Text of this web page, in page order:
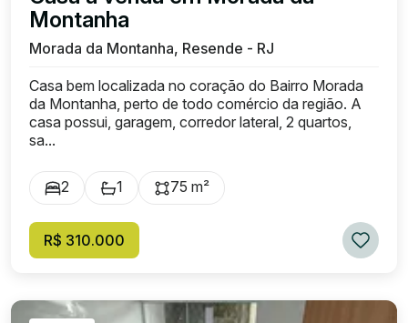
Montanha
Morada da Montanha, Resende - RJ
Casa bem localizada no coração do Bairro Morada
da Montanha, perto de todo comércio da região. A
casa possui, garagem, corredor lateral, 2 quartos,
sa...
2 1 75 m²
R$ 310.000